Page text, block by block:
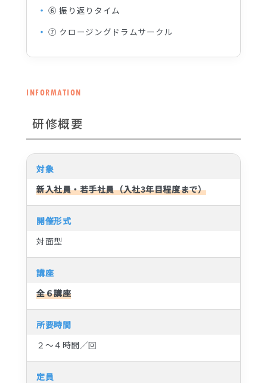
⑥ 振り返りタイム
⑦ クロージングドラムサークル
INFORMATION
研修概要
対象
新入社員・若手社員（入社3年目程度まで）
開催形式
対面型
講座
全６講座
所要時間
２～４時間／回
定員